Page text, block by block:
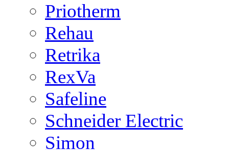
Priotherm
Rehau
Retrika
RexVa
Safeline
Schneider Electric
Simon